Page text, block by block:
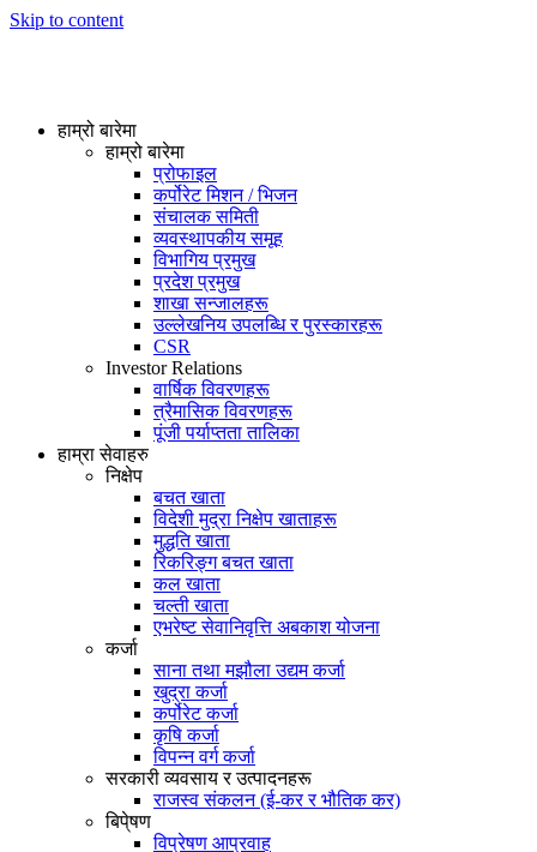
Skip to content
हाम्रो बारेमा
हाम्रो बारेमा
प्रोफाइल
कर्पोरेट मिशन / भिजन
संचालक समिती
व्यवस्थापकीय समूह
विभागिय प्रमुख
प्रदेश प्रमुख
शाखा सन्जालहरू
उल्लेखनिय उपलब्धि र पुरस्कारहरू
CSR
Investor Relations
वार्षिक विवरणहरू
त्रैमासिक विवरणहरू
पूंजी पर्याप्तता तालिका
हाम्रा सेवाहरु
निक्षेप
बचत खाता
विदेशी मुद्रा निक्षेप खाताहरू
मुद्धति खाता
रिकरिङ्ग बचत खाता
कल खाता
चल्ती खाता
एभरेष्ट सेवानिवृत्ति अबकाश योजना
कर्जा
साना तथा मझौला उद्यम कर्जा
खुद्रा कर्जा
कर्पोरेट कर्जा
कृषि कर्जा
विपन्न वर्ग कर्जा
सरकारी व्यवसाय र उत्पादनहरू
राजस्व संकलन (ई-कर र भौतिक कर)
बिपे्षण
विप्रेषण आप्रवाह